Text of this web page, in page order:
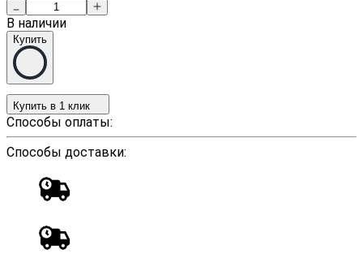
В наличии
Купить
Купить в 1 клик
Способы оплаты:
Способы доставки: